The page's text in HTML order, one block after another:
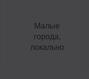
Малые
города,
локально